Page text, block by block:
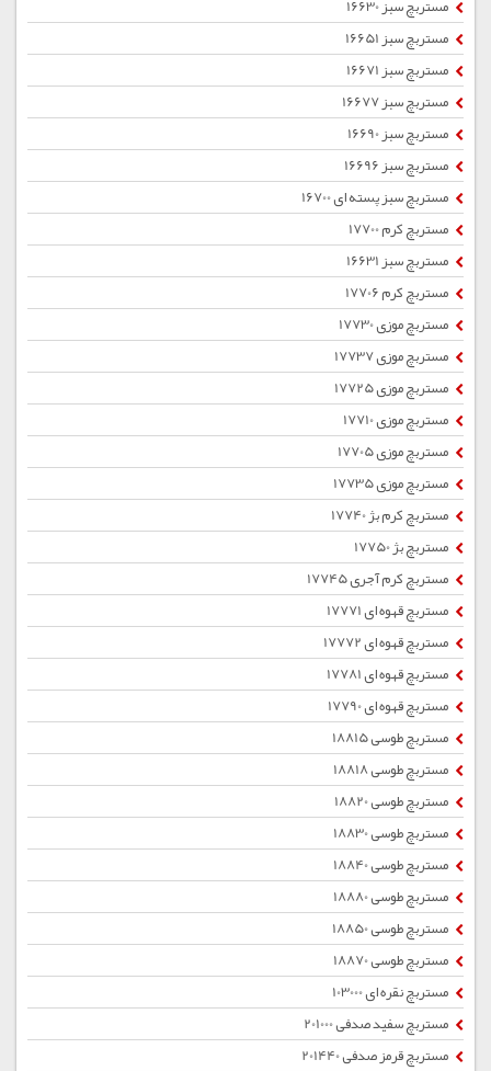
مستربچ سبز 16630
مستربچ سبز 16651
مستربچ سبز 16671
مستربچ سبز 16677
مستربچ سبز 16690
مستربچ سبز 16696
مستربچ سبز پسته ای 16700
مستربچ کرم 17700
مستربچ سبز 16631
مستربچ کرم 17706
مستربچ موزی 17730
مستربچ موزی 17737
مستربچ موزی 17725
مستربچ موزی 17710
مستربچ موزی 17705
مستربچ موزی 17735
مستربچ کرم بژ 17740
مستربچ بژ 17750
مستربچ کرم آجری 17745
مستربچ قهوه ای 17771
مستربچ قهوه ای 17772
مستربچ قهوه ای 17781
مستربچ قهوه ای 17790
مستربچ طوسی 18815
مستربچ طوسی 18818
مستربچ طوسی 18820
مستربچ طوسی 18830
مستربچ طوسی 18840
مستربچ طوسی 18880
مستربچ طوسی 18850
مستربچ طوسی 18870
مستربچ نقره ای 103000
مستربچ سفید صدفی 201000
مستربچ قرمز صدفی 201440